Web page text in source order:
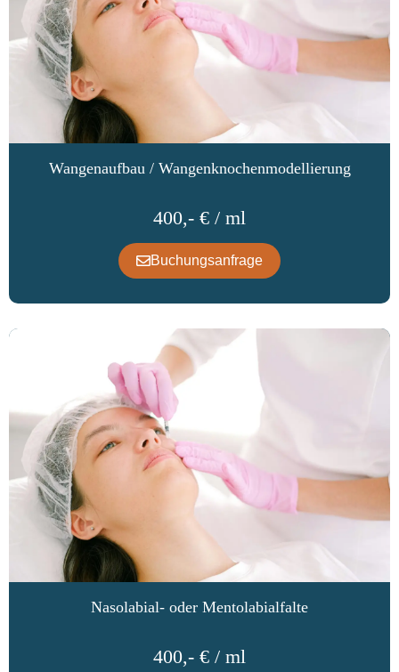
Wangenaufbau / Wangenknochenmodellierung
400,- € / ml
Buchungsanfrage
Nasolabial- oder Mentolabialfalte
400,- € / ml